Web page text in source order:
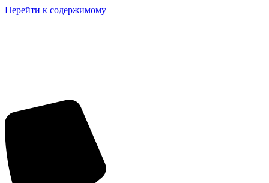
Перейти к содержимому